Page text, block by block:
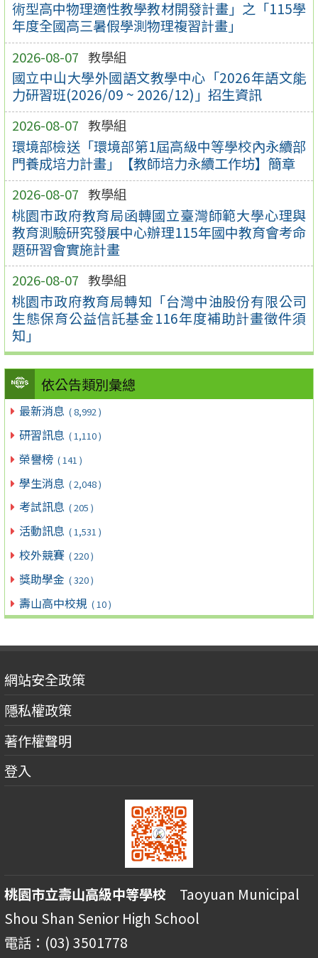
術型高中物理適性教學教材開發計畫」之「115學
年度全國高三暑假學測物理複習計畫」
2026-08-07 教學組
國立中山大學外國語文教學中心「2026年語文能
力研習班(2026/09 ~ 2026/12)」招生資訊
2026-08-07 教學組
環境部檢送「環境部第1屆高級中等學校內永續部
門養成培力計畫」【教師培力永續工作坊】簡章
2026-08-07 教學組
桃園市政府教育局函轉國立臺灣師範大學心理與
教育測驗研究發展中心辦理115年國中教育會考命
題研習會實施計畫
2026-08-07 教學組
桃園市政府教育局轉知「台灣中油股份有限公司
生態保育公益信託基金116年度補助計畫徵件須
知」
依公告類別彙總
最新消息 ( 8,992 )
研習訊息 ( 1,110 )
榮譽榜 ( 141 )
學生消息 ( 2,048 )
考試訊息 ( 205 )
活動訊息 ( 1,531 )
校外競賽 ( 220 )
獎助學金 ( 320 )
壽山高中校規 ( 10 )
網站安全政策
隱私權政策
著作權聲明
登入
桃園市立壽山高級中等學校 Taoyuan Municipal
Shou Shan Senior High School
電話：(03) 3501778